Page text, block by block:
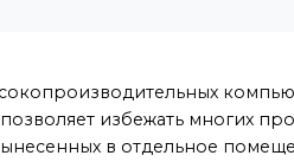
избежать многих
в отдельное